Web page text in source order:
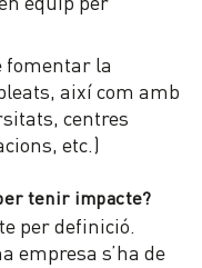
fomentar la
així com amb
centres
etc.)
tenir impacte?
per definició.
empresa s’ha de